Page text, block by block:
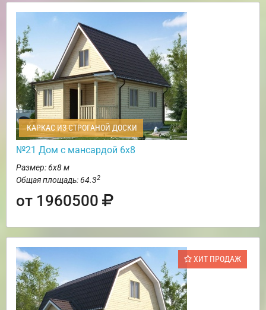
КАРКАС ИЗ СТРОГАНОЙ ДОСКИ
№21 Дом с мансардой 6х8
Размер: 6х8 м
Общая площадь: 64.32
от 1960500
ХИТ ПРОДАЖ